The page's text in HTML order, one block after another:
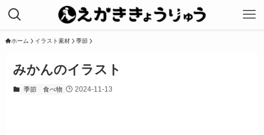
ホーム イラスト素材 季節
みかんのイラスト
季節 食べ物 2024-11-13